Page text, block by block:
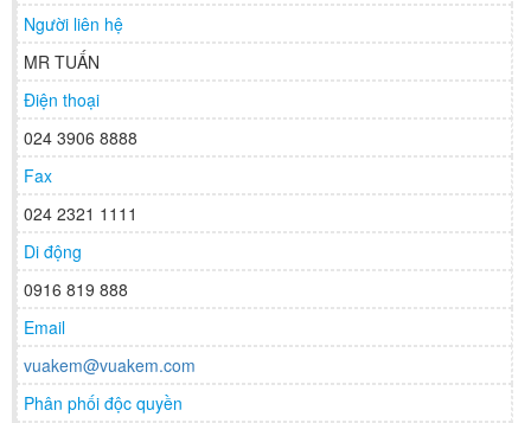
Người liên hệ
MR TUẤN
Điện thoại
024 3906 8888
Fax
024 2321 1111
Di động
0916 819 888
Email
vuakem@vuakem.com
Phân phối độc quyền